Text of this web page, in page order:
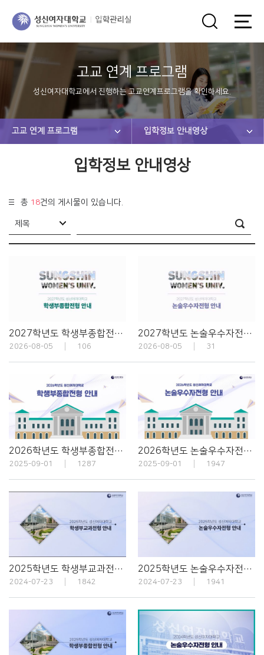
고교 연계 프로그램
성신여자대학교에서 진행하는 고교연계프로그램을 확인하세요.
고교 연계 프로그램 입학정보 안내영상
입학정보 안내영상
총 18건의 게시물이 있습니다.
2027학년도 학생부종합전형 안내
2026-08-05 106
2027학년도 논술우수자전형 안내
2026-08-05 31
2026학년도 학생부종합전형 안내
2025-09-01 1287
2026학년도 논술우수자전형 안내
2025-09-01 1947
2025학년도 학생부교과전형 안내
2024-07-23 1842
2025학년도 논술우수자전형 안내
2024-07-23 1941